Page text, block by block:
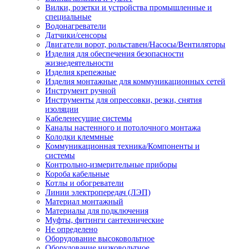
Вилки, розетки и устройства промышленные и
специальные
Водонагреватели
Датчики/сенсоры
Двигатели ворот, рольставен/Насосы/Вентиляторы
Изделия для обеспечения безопасности
жизнедеятельности
Изделия крепежные
Изделия монтажные для коммуникационных сетей
Инструмент ручной
Инструменты для опрессовки, резки, снятия
изоляции
Кабеленесущие системы
Каналы настенного и потолочного монтажа
Колодки клеммные
Коммуникационная техника/Компоненты и
системы
Контрольно-измерительные приборы
Короба кабельные
Котлы и обогреватели
Линии электропередач (ЛЭП)
Материал монтажный
Материалы для подключения
Муфты, фитинги сантехнические
Не определено
Оборудование высоковольтное